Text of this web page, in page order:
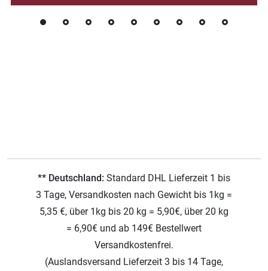
** Deutschland: Standard DHL Lieferzeit 1 bis
3 Tage, Versandkosten nach Gewicht bis 1kg =
5,35 €, über 1kg bis 20 kg = 5,90€, über 20 kg
= 6,90€ und ab 149€ Bestellwert
Versandkostenfrei.
(Auslandsversand Lieferzeit 3 bis 14 Tage,